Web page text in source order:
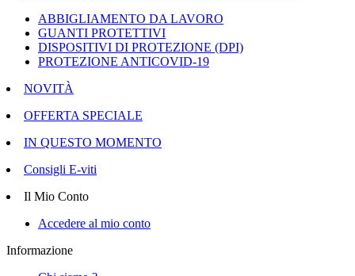
ABBIGLIAMENTO DA LAVORO
GUANTI PROTETTIVI
DISPOSITIVI DI PROTEZIONE (DPI)
PROTEZIONE ANTICOVID-19
NOVITÀ
OFFERTA SPECIALE
IN QUESTO MOMENTO
Consigli E-viti
Il Mio Conto
Accedere al mio conto
Informazione